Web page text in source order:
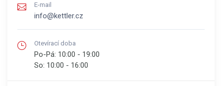
E-mail
info@kettler.cz
Otevírací doba
Po-Pá: 10:00 - 19:00
So: 10:00 - 16:00